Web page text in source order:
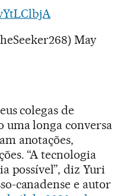
May
colegas de
uma longa conversa
anotações,
“A tecnologia
possível”, diz Yuri
canadense e autor